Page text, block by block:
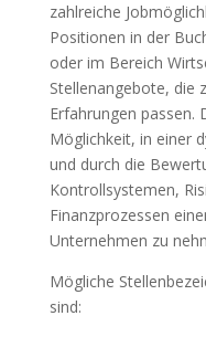
zahlreiche
Positionen in der
oder im Bereich
Stellenangebote, die
Erfahrungen passen.
Möglichkeit, in einer
und durch die
Kontrollsystemen,
Finanzprozessen
Unternehmen zu
Mögliche
sind: